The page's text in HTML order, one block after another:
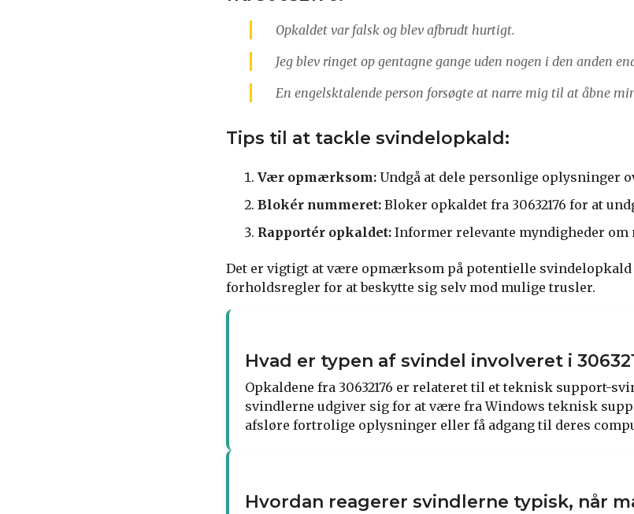
Opkaldet var falsk og blev afbrudt hurtigt.
Jeg blev ringet op gentagne gange uden nogen i den anden
En engelsktalende person forsøgte at narre mig til at åbne
Tips til at tackle svindelopkald:
Vær opmærksom: Undgå at dele personlige oplysninger
Blokér nummeret: Bloker opkaldet fra 30632176 for at
Rapportér opkaldet: Informer relevante myndigheder
Det er vigtigt at være opmærksom på potentielle svindelopkald
forholdsregler for at beskytte sig selv mod mulige trusler.
Hvad er typen af svindel involveret i
Opkaldene fra 30632176 er relateret til et teknisk support-
svindlerne udgiver sig for at være fra Windows teknisk
afsløre fortrolige oplysninger eller få adgang til deres
Hvordan reagerer svindlerne typisk, når